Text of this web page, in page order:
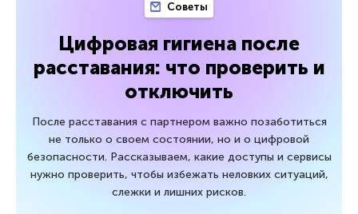
Советы
Цифровая гигиена после
расставания: что проверить и
отключить
После расставания с партнером важно позаботиться
не только о своем состоянии, но и о цифровой
безопасности. Рассказываем, какие доступы и сервисы
нужно проверить, чтобы избежать неловких ситуаций,
слежки и лишних рисков.